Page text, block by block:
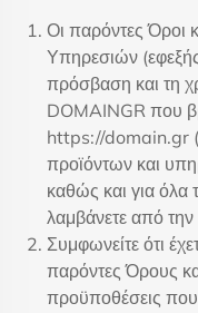
Οι παρόντες Όροι
Υπηρεσιών
πρόσβαση και τη
DOMAINGR που
https://domain.gr
προϊόντων και
καθώς και για όλα
λαμβάνετε από
Συμφωνείτε ότι
παρόντες Όρους και
προϋποθέσεις που